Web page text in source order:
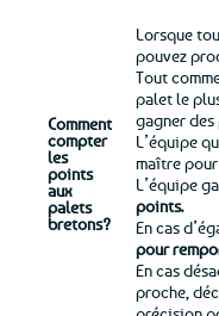
Comment
compter
les
points
aux
palets
bretons?
Lorsque
pouvez
Tout
palet le
gagner des
L’équipe
maître
L’équipe
points.
En cas
pour
En cas
proche,